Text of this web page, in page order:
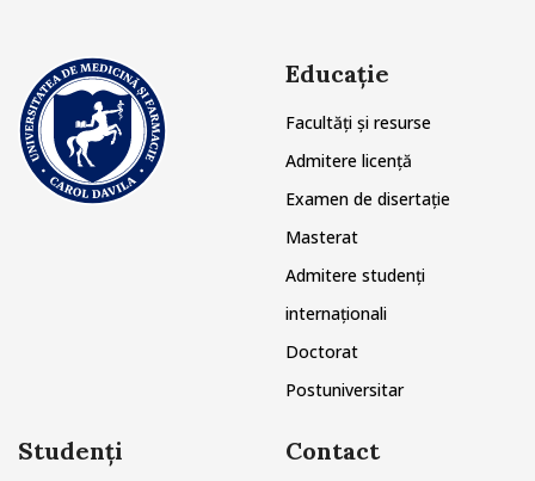
Educație
Facultăți și resurse
Admitere licență
Examen de disertație
Masterat
Admitere studenți
internaționali
Doctorat
Postuniversitar
Studenți Contact